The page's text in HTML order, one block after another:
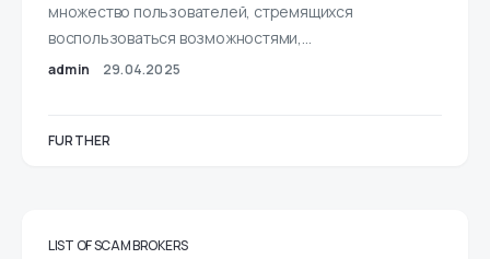
множество пользователей, стремящихся
воспользоваться возможностями,…
admin 29.04.2025
FURTHER
LIST OF SCAM BROKERS